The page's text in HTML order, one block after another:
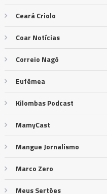
Ceará Criolo
Coar Notícias
Correio Nagô
Eufêmea
Kilombas Podcast
MamyCast
Mangue Jornalismo
Marco Zero
Meus Sertões